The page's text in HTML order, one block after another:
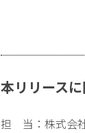
本リリース
担 当：株式会